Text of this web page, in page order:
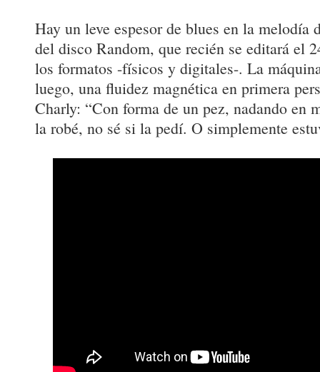
Hay un leve espesor de blues en la melodía
del disco Random, que recién se editará el
los formatos -físicos y digitales-. La
luego, una fluidez magnética en primera
Charly: “Con forma de un pez, nadando en
la robé, no sé si la pedí. O simplemente